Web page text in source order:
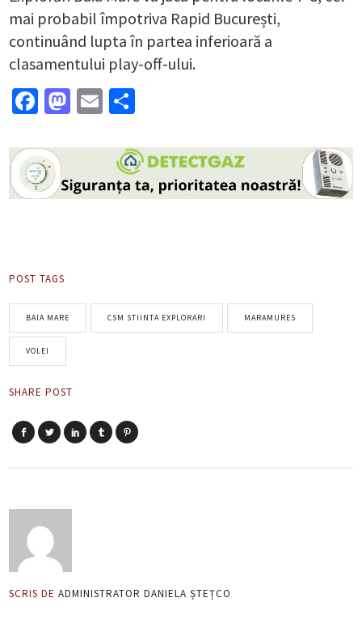
mai probabil împotriva Rapid București,
continuând lupta în partea inferioară a
clasamentului play-off-ului.
Facebook
Mastodon
Email
POST TAGS
BAIA MARE CSM STIINTA EXPLORARI MARAMURES
VOLEI
SHARE POST
SCRIS DE ADMINISTRATOR DANIELA ȘTEȚCO